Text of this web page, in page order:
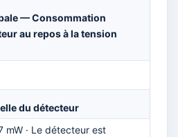
— Consommation
au repos à la tension
du détecteur
mW · Le détecteur est